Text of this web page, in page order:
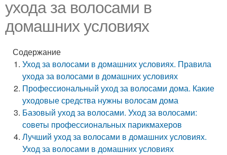
ухода за волосами в
домашних условиях
Содержание
Уход за волосами в домашних условиях. Правила
ухода за волосами в домашних условиях
Профессиональный уход за волосами дома. Какие
уходовые средства нужны волосам дома
Базовый уход за волосами. Уход за волосами:
советы профессиональных парикмахеров
Лучший уход за волосами в домашних условиях.
Уход за волосами в домашних условиях